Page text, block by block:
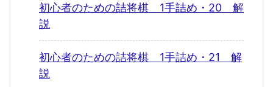
初心者のための詰将棋 1手詰め・20 解
説
初心者のための詰将棋 1手詰め・21 解
説